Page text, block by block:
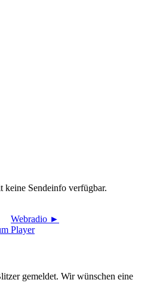
keine Sendeinfo verfügbar.
Webradio ►
Player
gemeldet. Wir wünschen eine